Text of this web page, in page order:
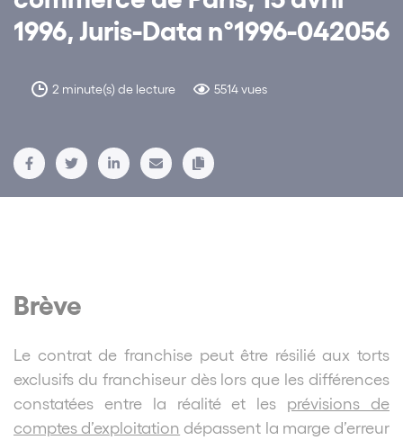
1996, Juris-Data n°1996-042056
2 minute(s) de lecture 5514 vues
Brève
Le contrat de franchise peut être résilié aux torts
exclusifs du franchiseur dès lors que les différences
constatées entre la réalité et les prévisions de
comptes d’exploitation dépassent la marge d’erreur